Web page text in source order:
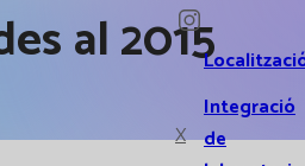
Integració
de
X
al 2015